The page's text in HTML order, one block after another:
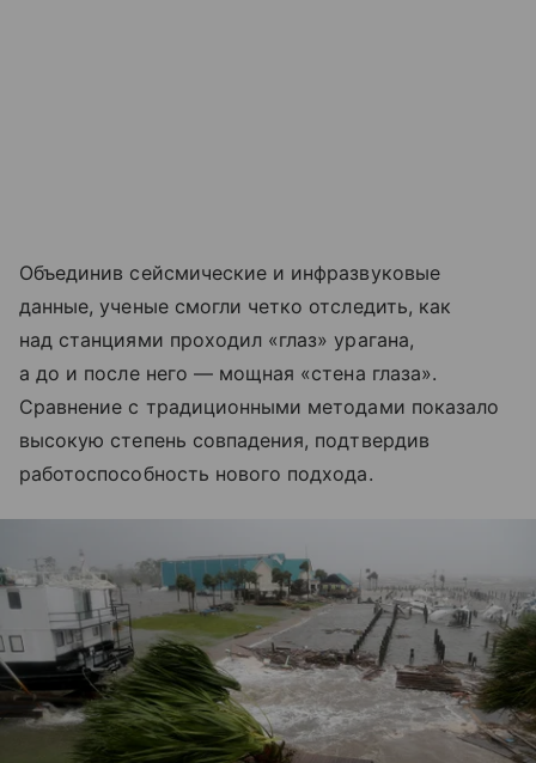
Объединив сейсмические и инфразвуковые
данные, ученые смогли четко отследить, как
над станциями проходил «глаз» урагана,
а до и после него — мощная «стена глаза».
Сравнение с традиционными методами показало
высокую степень совпадения, подтвердив
работоспособность нового подхода.